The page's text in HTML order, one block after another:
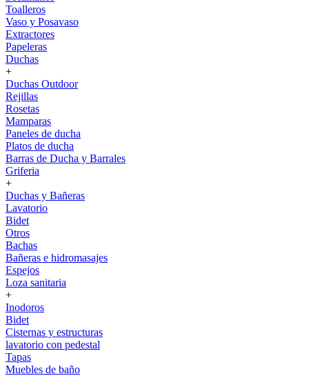
Toalleros
Vaso y Posavaso
Extractores
Papeleras
Duchas
+
Duchas Outdoor
Rejillas
Rosetas
Mamparas
Paneles de ducha
Platos de ducha
Barras de Ducha y Barrales
Griferia
+
Duchas y Bañeras
Lavatorio
Bidet
Otros
Bachas
Bañeras e hidromasajes
Espejos
Loza sanitaria
+
Inodoros
Bidet
Cisternas y estructuras
lavatorio con pedestal
Tapas
Muebles de baño